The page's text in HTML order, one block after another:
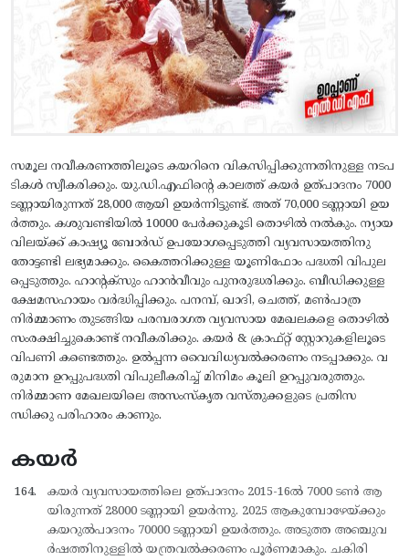
സമൂല നവീകരണത്തിലൂടെ കയറിനെ വികസിപ്പിക്കുന്നതിനുള്ള നടപ
ടികള്‍ സ്വീകരിക്കും. യു.ഡി.എഫിന്റെ കാലത്ത് കയര്‍ ഉത്പാദനം 7000
ടണ്ണായിരുന്നത് 28,000 ആയി ഉയര്‍ന്നിട്ടുണ്ട്. അത് 70,000 ടണ്ണായി ഉയ
ര്‍ത്തും. കശുവണ്ടിയില്‍ 10000 പേര്‍ക്കുകൂടി തൊഴില്‍ നല്‍കും. ന്യായ
വിലയ്ക്ക് കാഷ്യൂ ബോര്‍ഡ് ഉപയോഗപ്പെടുത്തി വ്യവസായത്തിനു
തോട്ടണ്ടി ലഭ്യമാക്കും. കൈത്തറിക്കുള്ള യൂണിഫോം പദ്ധതി വിപുല
പ്പെടുത്തും. ഹാന്റക്സും ഹാന്‍വീവും പുനരുദ്ധരിക്കും. ബീഡിക്കുള്ള
ക്ഷേമസഹായം വര്‍ദ്ധിപ്പിക്കും. പനമ്പ്, ഖാദി, ചെത്ത്, മണ്‍പാത്ര
നിര്‍മ്മാണം തുടങ്ങിയ പരമ്പരാഗത വ്യവസായ മേഖലകളെ തൊഴില്‍
സംരക്ഷിച്ചുകൊണ്ട് നവീകരിക്കും. കയര്‍ & ക്രാഫ്റ്റ് സ്റ്റോറുകളിലൂടെ
വിപണി കണ്ടെത്തും. ഉല്‍പ്പന്ന വൈവിധ്യവല്‍ക്കരണം നടപ്പാക്കും. വ
രുമാന ഉറപ്പുപദ്ധതി വിപുലീകരിച്ച് മിനിമം കൂലി ഉറപ്പുവരുത്തും.
നിര്‍മ്മാണ മേഖലയിലെ അസംസ്കൃത വസ്തുക്കളുടെ പ്രതിസ
ന്ധിക്കു പരിഹാരം കാണും.
കയർ
കയര്‍ വ്യവസായത്തിലെ ഉത്പാദനം 2015-16ല്‍ 7000 ടണ്‍ ആ
യിരുന്നത് 28000 ടണ്ണായി ഉയര്‍ന്നു. 2025 ആകുമ്പോഴേയ്ക്കും
കയറുല്‍പാദനം 70000 ടണ്ണായി ഉയര്‍ത്തും. അടുത്ത അഞ്ചുവ
ര്‍ഷത്തിനുള്ളില്‍ യന്ത്രവല്‍ക്കരണം പൂര്‍ണമാകും. ചകിരി